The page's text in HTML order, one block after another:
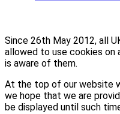
Since 26th May 2012, all
allowed to use cookies on
is aware of them.
At the top of our website
we hope that we are
be displayed until such